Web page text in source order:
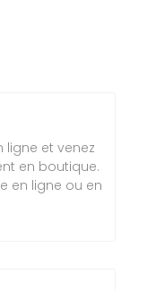
ligne et venez
en boutique.
en ligne ou en